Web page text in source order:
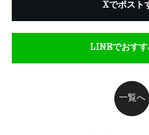
Xでポスト
LINEでおすす
一覧へ